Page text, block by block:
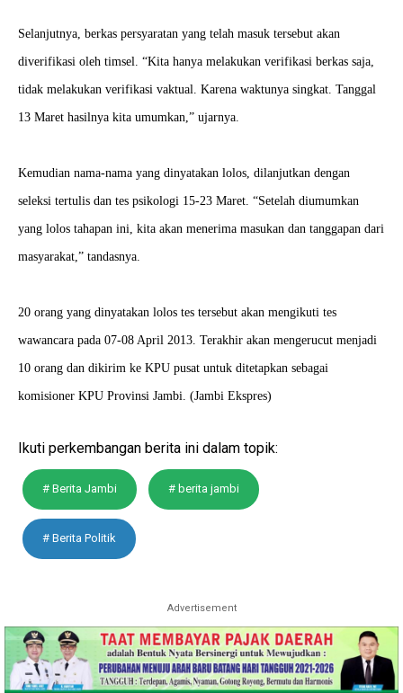
Selanjutnya, berkas persyaratan yang telah masuk tersebut akan
diverifikasi oleh timsel. “Kita hanya melakukan verifikasi berkas saja,
tidak melakukan verifikasi vaktual. Karena waktunya singkat. Tanggal
13 Maret hasilnya kita umumkan,” ujarnya.
Kemudian nama-nama yang dinyatakan lolos, dilanjutkan dengan
seleksi tertulis dan tes psikologi 15-23 Maret. “Setelah diumumkan
yang lolos tahapan ini, kita akan menerima masukan dan tanggapan dari
masyarakat,” tandasnya.
20 orang yang dinyatakan lolos tes tersebut akan mengikuti tes
wawancara pada 07-08 April 2013. Terakhir akan mengerucut menjadi
10 orang dan dikirim ke KPU pusat untuk ditetapkan sebagai
komisioner KPU Provinsi Jambi. (Jambi Ekspres)
Ikuti perkembangan berita ini dalam topik:
# Berita Jambi # berita jambi
# Berita Politik
Advertisement